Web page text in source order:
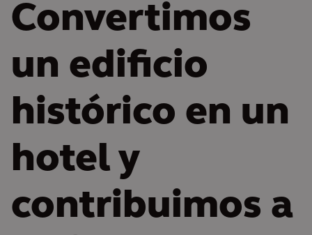
Convertimos
un edificio
histórico en un
hotel y
contribuimos a